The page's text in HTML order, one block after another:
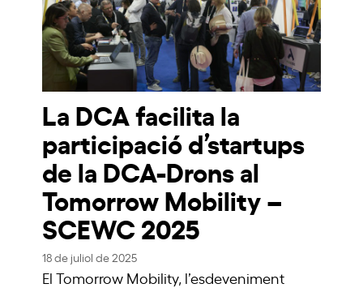
La DCA facilita la
participació d’s­tartups
de la DCA-Drons al
Tomorrow Mobility –
SCEWC 2025
18 de juliol de 2025
El Tomorrow Mobility, l’esdeveniment